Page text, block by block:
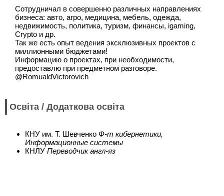
Сотрудничал в совершенно различных направлениях
бизнеса: авто, агро, медицина, мебель, одежда,
недвижимость, политика, туризм, финансы, igaming,
Crypto и др.
Так же есть опыт ведения эксклюзивных проектов с
миллионными бюджетами!
Информацию о проектах, при необходимости,
предоставлю при предметном разговоре.
@RomualdVictorovich
Освіта / Додаткова освіта
КНУ им. Т. Шевченко Ф-т кибернетики,
Информационные системы
КНЛУ Переводчик англ-яз